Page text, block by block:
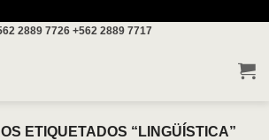
2889 7726 +562 2889 7717
ETIQUETADOS “LINGÜÍSTICA”